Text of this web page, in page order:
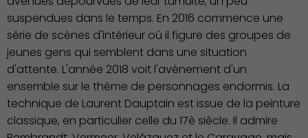
suspendues dans le temps. En 2016 commence une
série de scènes d'intérieur où il figure des groupes de
jeunes gens qui semblent dans une situation
d'attente. L'année 2018 voit l'avènement d'un
ensemble sur le thème de personnages endormis. La
technique de Laurent Dauptain est issue de la peinture
classique, en particulier celle du 17è siècle. Il admire